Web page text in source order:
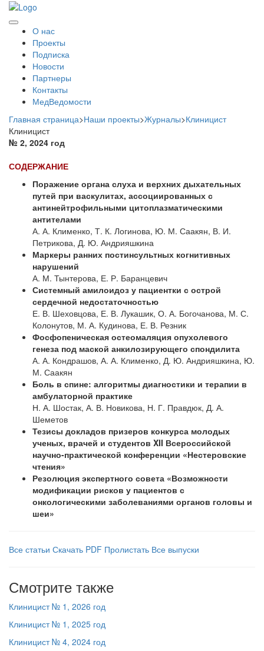
О нас
Проекты
Подписка
Новости
Партнеры
Контакты
МедВедомости
Главная страница>Наши проекты>Журналы>Клиницист
Клиницист
№ 2, 2024 год
СОДЕРЖАНИЕ
Поражение органа слуха и верхних дыхательных
путей при васкулитах, ассоциированных с
антинейтрофильными цитоплазматическими
антителами
А. А. Клименко, Т. К. Логинова, Ю. М. Саакян, В. И.
Петрикова, Д. Ю. Андрияшкина
Маркеры ранних постинсультных когнитивных
нарушений
А. М. Тынтерова, Е. Р. Баранцевич
Системный амилоидоз у пациентки с острой
сердечной недостаточностью
Е. В. Шеховцова, Е. В. Лукашик, О. А. Богочанова, М. С.
Колонутов, М. А. Кудинова, Е. В. Резник
Фосфопеническая остеомаляция опухолевого
генеза под маской анкилозирующего спондилита
А. А. Кондрашов, А. А. Клименко, Д. Ю. Андрияшкина, Ю.
М. Саакян
Боль в спине: алгоритмы диагностики и терапии в
амбулаторной практике
Н. А. Шостак, А. В. Новикова, Н. Г. Правдюк, Д. А.
Шеметов
Тезисы докладов призеров конкурса молодых
ученых, врачей и студентов XII Всероссийской
научно-практической конференции «Нестеровские
чтения»
Резолюция экспертного совета «Возможности
модификации рисков у пациентов с
онкологическими заболеваниями органов головы и
шеи»
Все статьи Скачать PDF Пролистать Все выпуски
Смотрите также
Клиницист № 1, 2026 год
Клиницист № 1, 2025 год
Клиницист № 4, 2024 год